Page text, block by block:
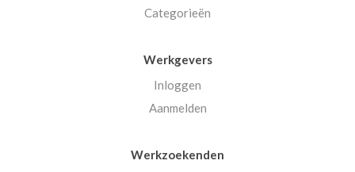
Categorieën
Werkgevers
Inloggen
Aanmelden
Werkzoekenden